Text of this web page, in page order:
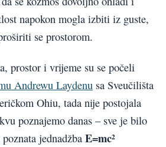
napokon mogla izbiti iz guste,
se prostorom.
prostor i vrijeme su se počeli
Andrewu Laydenu sa Sveučilišta
Ohiu, tada nije postojala
poznajemo danas – sve je bilo
jednadžba E=mc²